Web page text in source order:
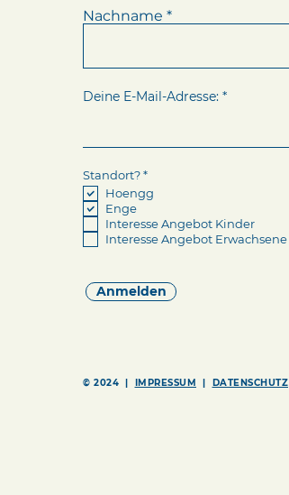
Nachname
Deine E-Mail-Adresse:
Standort?*R
q
i
r
e
Hoengg
Enge
Interesse Angebot Kinder
Interesse Angebot Erwachsene
Anmelden
© 2024 | IMPRESSUM | DATENSCHUTZ